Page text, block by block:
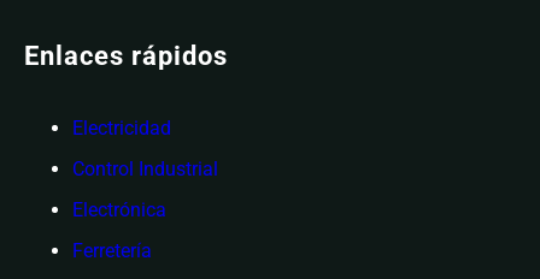
Enlaces rápidos
Electricidad
Control Industrial
Electrónica
Ferretería